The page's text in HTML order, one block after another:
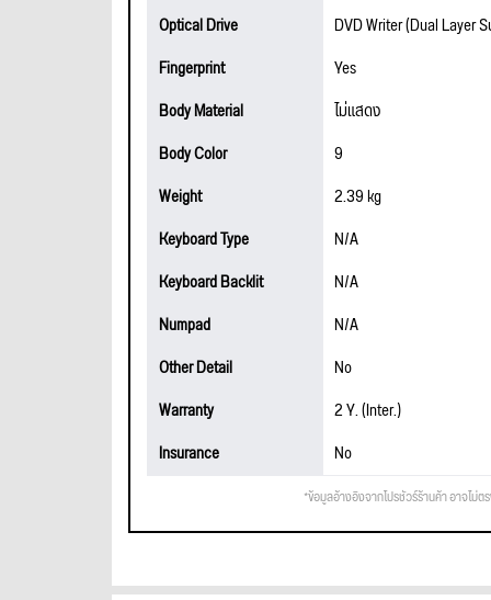
Optical Drive
DVD Writer (Dual Layer
Fingerprint
Yes
Body Material
ไม่แสดง
Body Color
9
Weight
2.39 kg
Keyboard Type
N/A
Keyboard Backlit
N/A
Numpad
N/A
Other Detail
No
Warranty
2 Y. (Inter.)
Insurance
No
*ข้อมูลอ้างอิงจากโปรชัวร์ร้านค้า อาจไม่